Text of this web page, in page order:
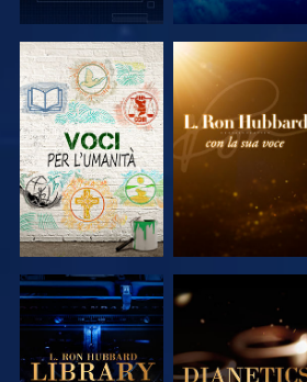
ESPLORA LE
SERIE
ESPLORA LE
SERIE
ESPLORA LE
SERIE
ESPLORA LE
SERIE